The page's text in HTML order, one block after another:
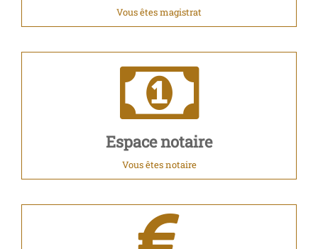
Vous êtes magistrat
Espace notaire
Vous êtes notaire